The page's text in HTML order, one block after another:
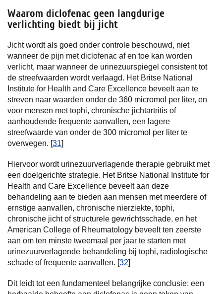
Waarom diclofenac geen langdurige
verlichting biedt bij jicht
Jicht wordt als goed onder controle beschouwd, niet
wanneer de pijn met diclofenac af en toe kan worden
verlicht, maar wanneer de urinezuurspiegel consistent tot
de streefwaarden wordt verlaagd. Het Britse National
Institute for Health and Care Excellence beveelt aan te
streven naar waarden onder de 360 micromol per liter, en
voor mensen met tophi, chronische jichtartritis of
aanhoudende frequente aanvallen, een lagere
streefwaarde van onder de 300 micromol per liter te
overwegen. [31]
Hiervoor wordt urinezuurverlagende therapie gebruikt met
een doelgerichte strategie. Het Britse National Institute for
Health and Care Excellence beveelt aan deze
behandeling aan te bieden aan mensen met meerdere of
ernstige aanvallen, chronische nierziekte, tophi,
chronische jicht of structurele gewrichtsschade, en het
American College of Rheumatology beveelt ten zeerste
aan om ten minste tweemaal per jaar te starten met
urinezuurverlagende behandeling bij tophi, radiologische
schade of frequente aanvallen. [32]
Dit leidt tot een fundamenteel belangrijke conclusie: een